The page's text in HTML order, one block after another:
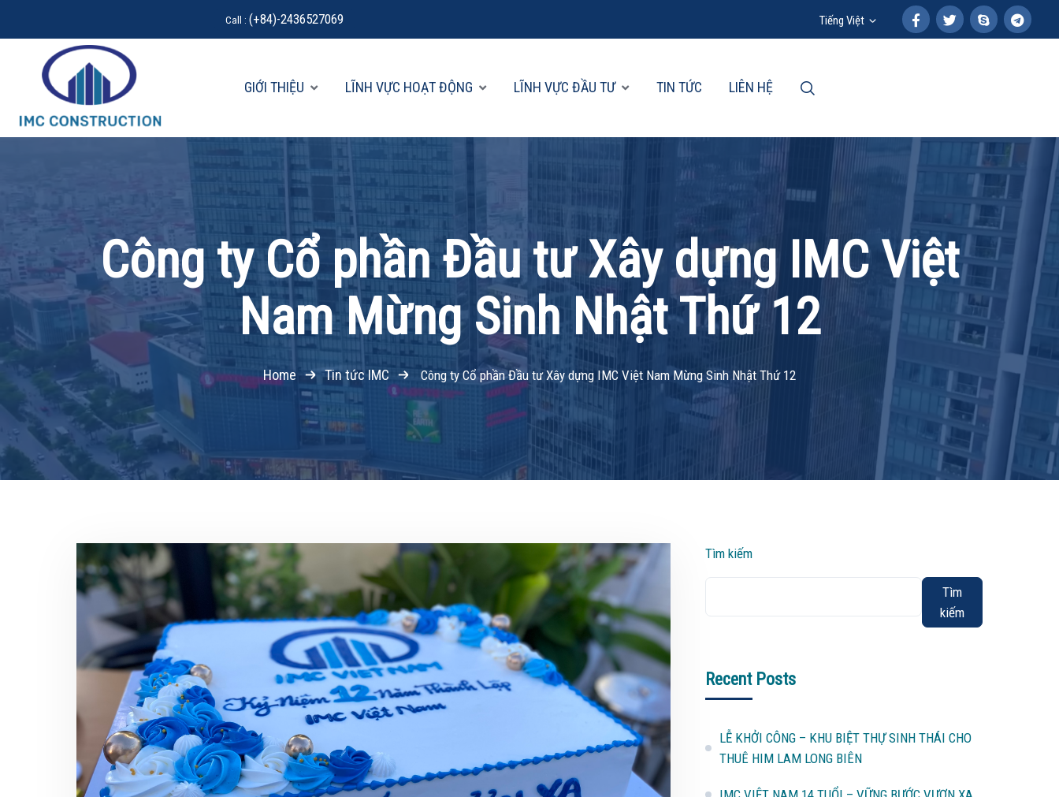
Call :(+84)-2436527069 Tiếng Việt
GIỚI THIỆU LĨNH VỰC HOẠT ĐỘNG LĨNH VỰC ĐẦU TƯ TIN TỨC LIÊN HỆ
Công ty Cổ phần Đầu tư Xây dựng IMC Việt
Nam Mừng Sinh Nhật Thứ 12
Home Tin tức IMC Công ty Cổ phần Đầu tư Xây dựng IMC Việt Nam Mừng Sinh Nhật Thứ 12
Tìm kiếm
Tìm
kiếm
Recent Posts
LỄ KHỞI CÔNG – KHU BIỆT THỰ SINH THÁI CHO
THUÊ HIM LAM LONG BIÊN